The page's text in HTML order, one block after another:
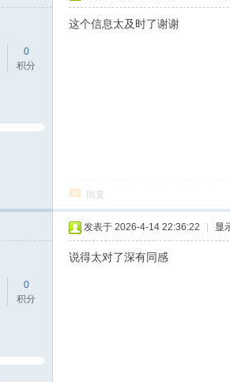
0
积分
这个信息太及时了谢谢
回复
0
积分
发表于 2026-4-14 22:36:22 显
说得太对了深有同感